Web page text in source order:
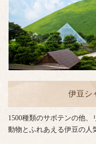
伊豆シ
1500種類のサボテンの他
動物とふれあえる伊豆の人